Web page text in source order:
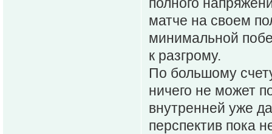
матче на своем
минимальной
к разгрому.
По большому
ничего не может
внутренней уже
перспектив пока